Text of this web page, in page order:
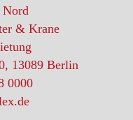
& Krane
13089 Berlin
0000